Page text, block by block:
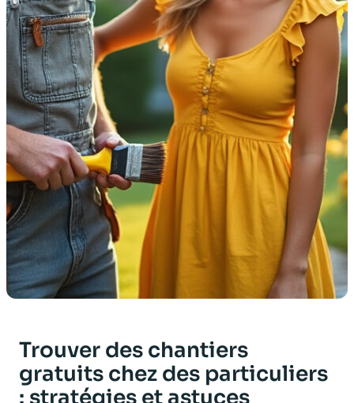
Trouver des chantiers
gratuits chez des particuliers
: stratégies et astuces